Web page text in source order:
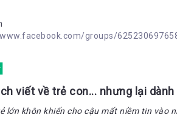
các nhân vật vô cùng trong trẻo nhưng
không có quyền được bé mãi, nhưng
yên sau khi trải qua nhiều tổn thương
bao ngày tháng chạy miệt mài vì hai chữ
groups/
viết về trẻ con... nhưng lại
lớn khôn khiến cho cậu mất niềm tin vào